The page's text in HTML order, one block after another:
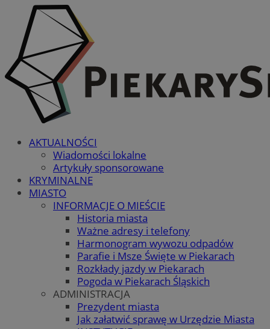
AKTUALNOŚCI
Wiadomości lokalne
Artykuły sponsorowane
KRYMINALNE
MIASTO
INFORMACJE O MIEŚCIE
Historia miasta
Ważne adresy i telefony
Harmonogram wywozu odpadów
Parafie i Msze Święte w Piekarach
Rozkłady jazdy w Piekarach
Pogoda w Piekarach Śląskich
ADMINISTRACJA
Prezydent miasta
Jak załatwić sprawę w Urzędzie Miasta